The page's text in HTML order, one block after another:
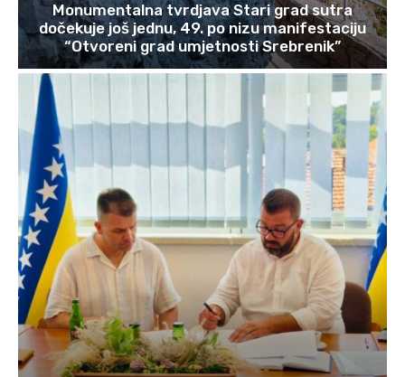
Monumentalna tvrdjava Stari grad sutra
dočekuje još jednu, 49. po nizu manifestaciju
“Otvoreni grad umjetnosti Srebrenik”